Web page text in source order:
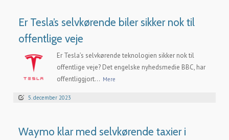
Er Tesla’s selvkørende biler sikker nok til
offentlige veje
Er Tesla’s selvkørende teknologien sikker nok til
offentlige veje? Det engelske nyhedsmedie BBC, har
offentliggjort... Mere
5. december 2023
Waymo klar med selvkørende taxier i